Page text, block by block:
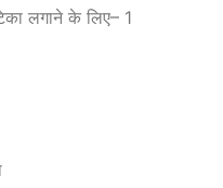
लगाने के लिए– 1